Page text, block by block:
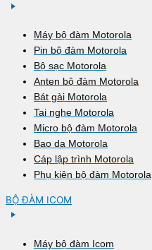
Máy bộ đàm Motorola
Pin bộ đàm Motorola
Bộ sạc Motorola
Anten bộ đàm Motorola
Bát gài Motorola
Tai nghe Motorola
Micro bộ đàm Motorola
Bao da Motorola
Cáp lập trình Motorola
Phụ kiện bộ đàm Motorola
BỘ ĐÀM ICOM
Máy bộ đàm Icom